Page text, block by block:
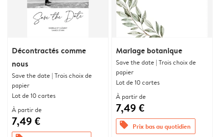
Décontractés comme
nous
Save the date | Trois choix de
papier
Lot de 10 cartes
À partir de
7,49 €
Mariage botanique
Save the date | Trois choix de
papier
Lot de 10 cartes
À partir de
7,49 €
offers Prix bas au quotidien